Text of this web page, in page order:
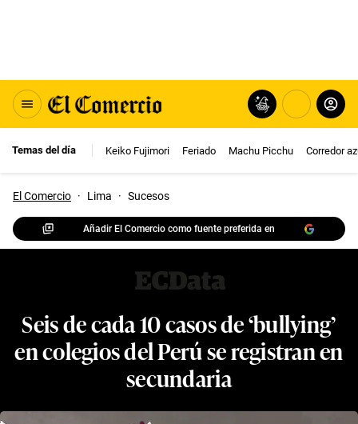
Temas del día Keiko Fujimori Feriado Machu Picchu Corredor
El Comercio · Lima · Sucesos
Añadir El Comercio como fuente preferida en
Seis de cada 10 casos de ‘bullying’
en colegios del Perú se registran en
secundaria